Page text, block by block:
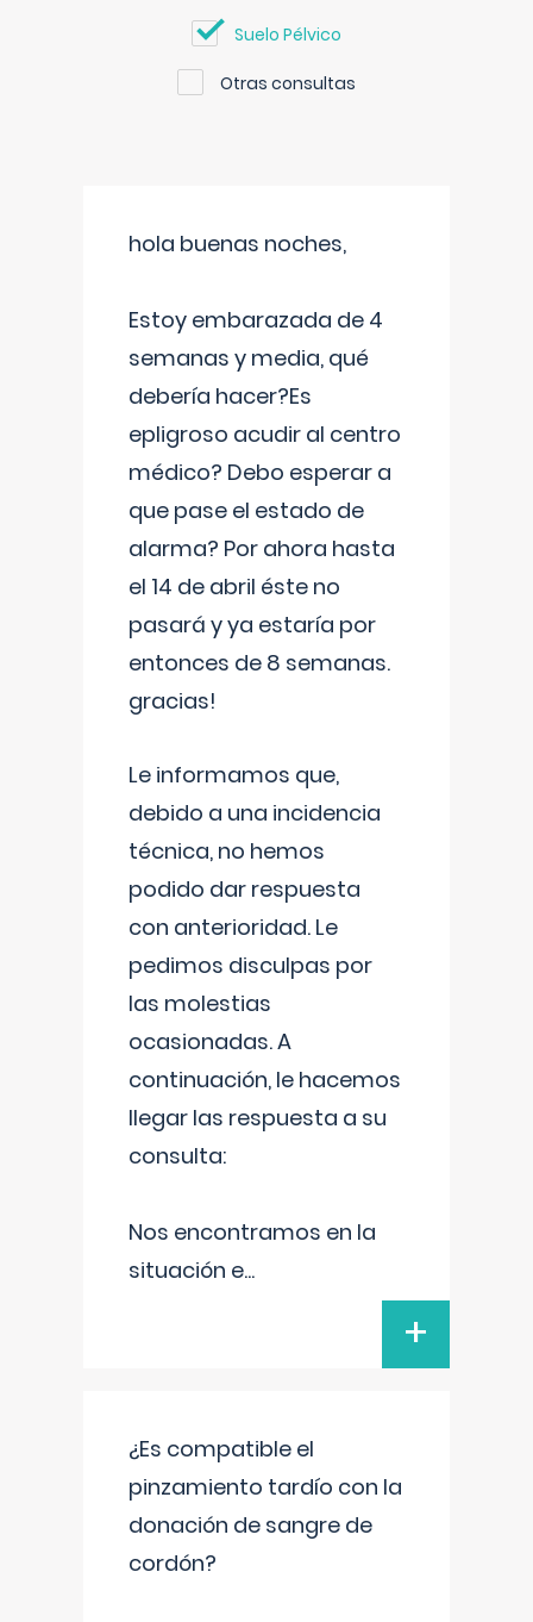
Suelo Pélvico
Otras consultas
hola buenas noches,
Estoy embarazada de 4
semanas y media, qué
debería hacer?Es
epligroso acudir al centro
médico? Debo esperar a
que pase el estado de
alarma? Por ahora hasta
el 14 de abril éste no
pasará y ya estaría por
entonces de 8 semanas.
gracias!
Le informamos que,
debido a una incidencia
técnica, no hemos
podido dar respuesta
con anterioridad. Le
pedimos disculpas por
las molestias
ocasionadas. A
continuación, le hacemos
llegar las respuesta a su
consulta:
Nos encontramos en la
situación e...
+
¿Es compatible el
pinzamiento tardío con la
donación de sangre de
cordón?